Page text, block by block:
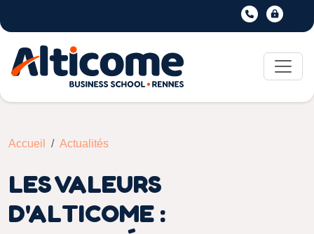
Accueil Actualités
LES VALEURS
D'ALTICOME :